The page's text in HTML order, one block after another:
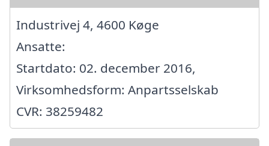
Industrivej 4, 4600 Køge
Ansatte:
Startdato: 02. december 2016,
Virksomhedsform: Anpartsselskab
CVR: 38259482